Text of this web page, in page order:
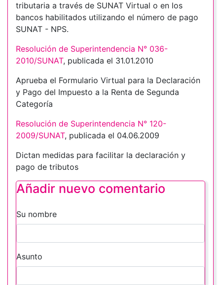
tributaria a través de SUNAT Virtual o en los
bancos habilitados utilizando el número de pago
SUNAT - NPS.
Resolución de Superintendencia N° 036-
2010/SUNAT, publicada el 31.01.2010
Aprueba el Formulario Virtual para la Declaración
y Pago del Impuesto a la Renta de Segunda
Categoría
Resolución de Superintendencia N° 120-
2009/SUNAT, publicada el 04.06.2009
Dictan medidas para facilitar la declaración y
pago de tributos
Añadir nuevo comentario
Su nombre
Asunto